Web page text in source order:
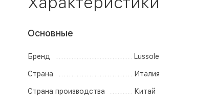
Основные
Бренд Lussole
Страна Италия
Страна производства Китай